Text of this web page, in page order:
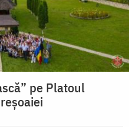
pe Platoul